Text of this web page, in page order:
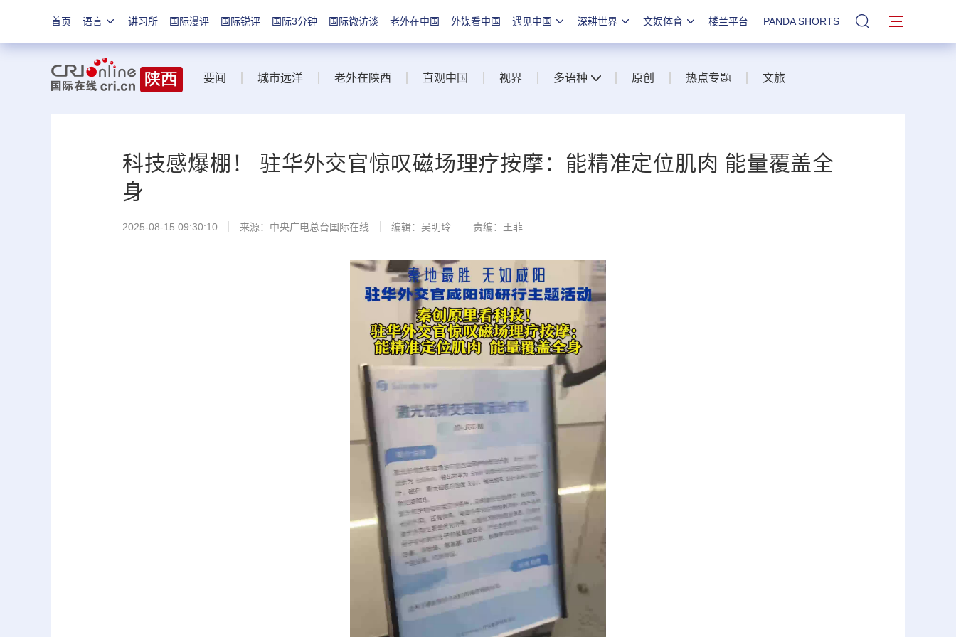
首页 语言 讲习所 国际漫评 国际锐评 国际3分钟 国际微访谈 老外在中国 外媒看中国 遇见中国 深耕世界 文娱体育 楼兰平台 PANDA SHORTS 站内搜索
要闻 城市远洋 老外在陕西 直观中国 视界 多语种 原创 热点专题 文旅
科技感爆棚！ 驻华外交官惊叹磁场理疗按摩：能精准定位肌肉 能量覆盖全
身
2025-08-15 09:30:10 来源：中央广电总台国际在线 编辑：吴明玲 责编：王菲